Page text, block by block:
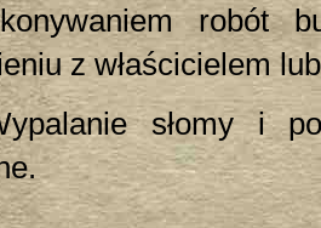
robót
z właścicielem
słomy i